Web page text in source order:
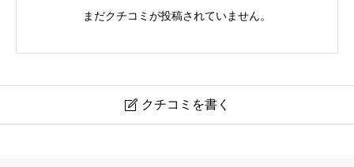
まだクチコミが投稿されていません。
 クチコミを書く